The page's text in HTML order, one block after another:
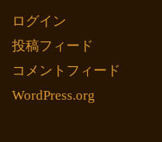
ログイン
投稿フィード
コメントフィード
WordPress.org